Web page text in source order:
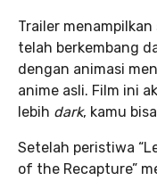
Trailer
telah berkembang
dengan animasi
anime asli. Film ini
lebih dark, kamu
Setelah peristiwa
of the Recapture”